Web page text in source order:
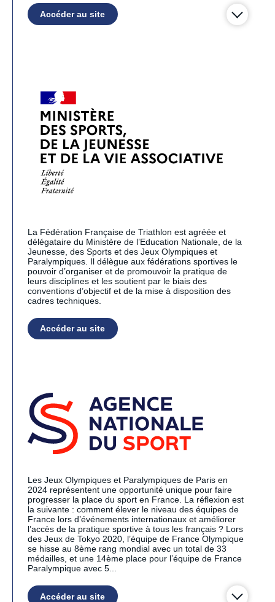
Accéder au site
La Fédération Française de Triathlon est agréée et
délégataire du Ministère de l’Education Nationale, de la
Jeunesse, des Sports et des Jeux Olympiques et
Paralympiques. Il délègue aux fédérations sportives le
pouvoir d’organiser et de promouvoir la pratique de
leurs disciplines et les soutient par le biais des
conventions d’objectif et de la mise à disposition des
cadres techniques.
Accéder au site
Les Jeux Olympiques et Paralympiques de Paris en
2024 représentent une opportunité unique pour faire
progresser la place du sport en France. La réflexion est
la suivante : comment élever le niveau des équipes de
France lors d’événements internationaux et améliorer
l’accès de la pratique sportive à tous les français ? Lors
des Jeux de Tokyo 2020, l’équipe de France Olympique
se hisse au 8ème rang mondial avec un total de 33
médailles, et une 14ème place pour l’équipe de France
Paralympique avec 5...
Accéder au site